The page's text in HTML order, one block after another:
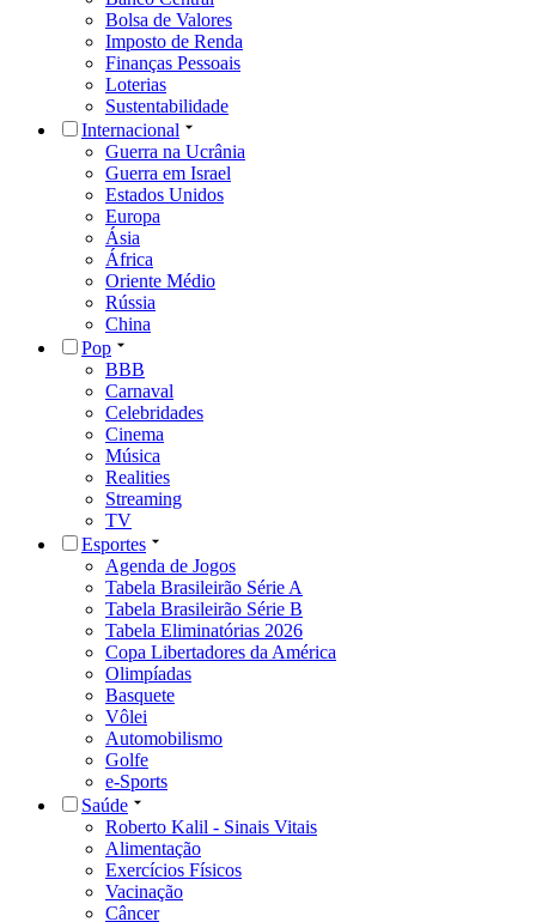
Bolsa de Valores
Imposto de Renda
Finanças Pessoais
Loterias
Sustentabilidade
Internacional
Guerra na Ucrânia
Guerra em Israel
Estados Unidos
Europa
Ásia
África
Oriente Médio
Rússia
China
Pop
BBB
Carnaval
Celebridades
Cinema
Música
Realities
Streaming
TV
Esportes
Agenda de Jogos
Tabela Brasileirão Série A
Tabela Brasileirão Série B
Tabela Eliminatórias 2026
Copa Libertadores da América
Olimpíadas
Basquete
Vôlei
Automobilismo
Golfe
e-Sports
Saúde
Roberto Kalil - Sinais Vitais
Alimentação
Exercícios Físicos
Vacinação
Câncer